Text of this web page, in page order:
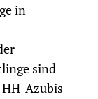
in
sind
Azubis